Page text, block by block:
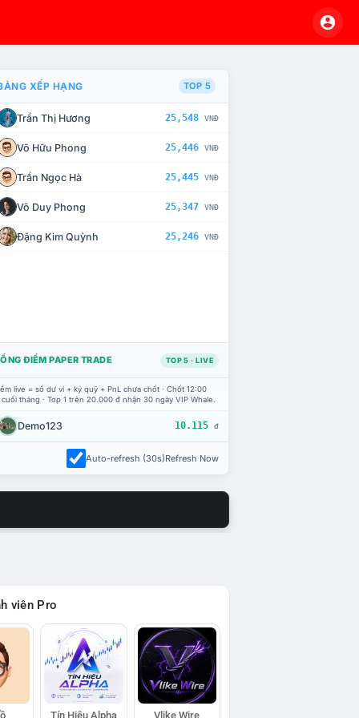
CHẾ TÀI XỬ LÝ VI PHẠM
XẾP HẠNG TOP 5
Trần Thị Hương 25,548 VNĐ
Võ Hữu Phong 25,446 VNĐ
Trần Ngọc Hà 25,445 VNĐ
Võ Duy Phong 25,347 VNĐ
Đặng Kim Quỳnh 25,246 VNĐ
ĐIỂM PAPER TRADE TOP 5 · LIVE
live = số dư ví + ký quỹ + PnL chưa chốt · Chốt 12:00
tháng · Top 1 trên 20.000 đ nhận 30 ngày VIP Whale.
Demo123 10.115 đ
Auto-refresh (30s)Refresh Now
viên Pro
Tín Hiệu Alpha Vlike Wire